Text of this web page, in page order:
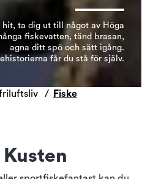
hit, ta dig ut till något av Höga
fiskevatten, tänd brasan,
agna ditt spö och sätt igång.
får du stå för själv.
Fiske
Kusten